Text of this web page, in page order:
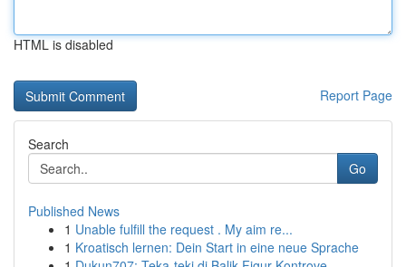
HTML is disabled
Report Page
Search
Go
Published News
1 Unable fulfill the request . My aim re...
1 Kroatisch lernen: Dein Start in eine neue Sprache